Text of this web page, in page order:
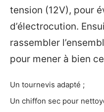
tension (12V), pour
d’électrocution.
rassembler
pour mener à bien
Un tournevis adapté ;
Un chiffon sec pour